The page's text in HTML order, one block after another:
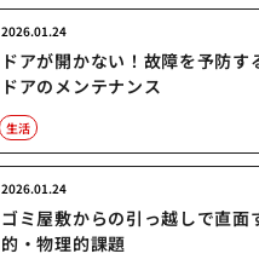
ドアが開かない！故障を予防す
ドアのメンテナンス
2026.01.24
生活
ゴミ屋敷からの引っ越しで直面
的・物理的課題
2026.01.24